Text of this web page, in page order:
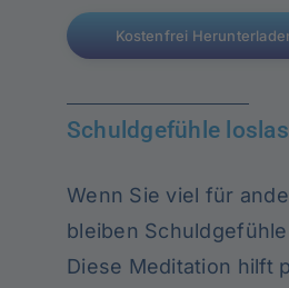
Kostenfrei
Schuldgefühle
Wenn Sie viel für
bleiben
Diese Meditation hilft